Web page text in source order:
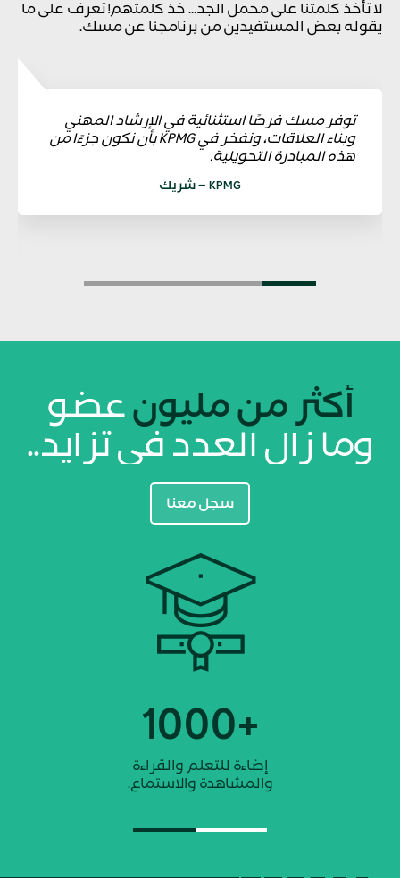
لا تأخذ كلمتنا على محمل الجد... خذ كلمتهم! تعرف على ما
يقوله بعض المستفيدين من برنامجنا عن مسك.
توفر مسك فرصًا استثنائية في الإرشاد المهني
وبناء العلاقات، ونفخر في KPMG بأن نكون جزءًا من
هذه المبادرة التحويلية.
KPMG – شريك
أكثر من مليون عضو
وما زال العدد في تزايد..
سجل معنا
+60
برنامج للاستكشاف والمشاركة